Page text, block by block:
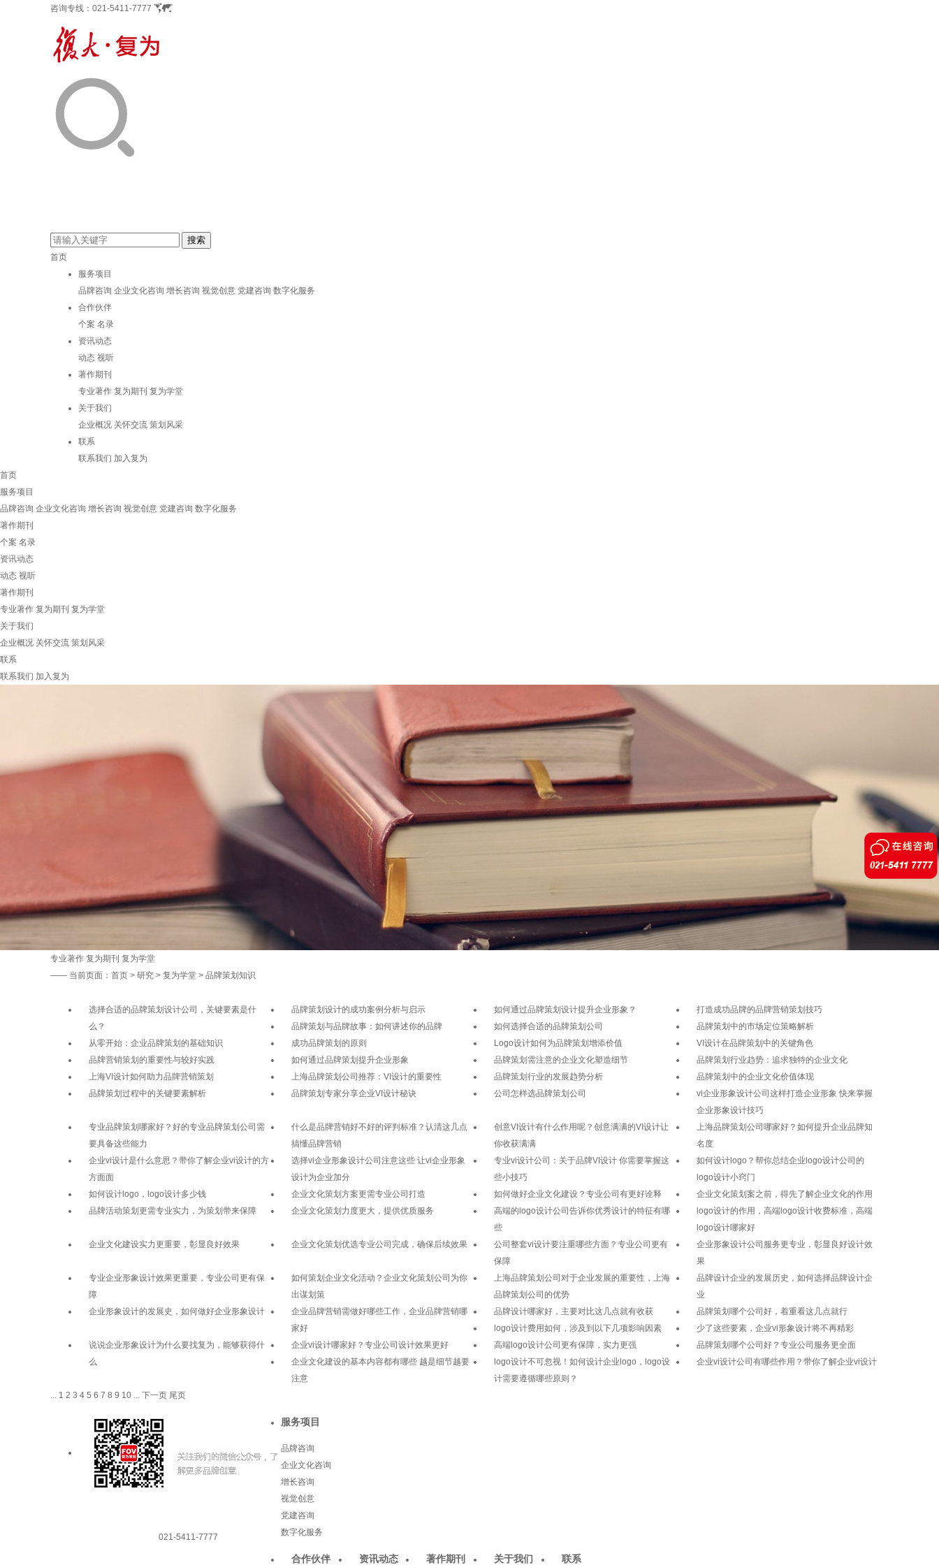
咨询专线： 021-5411-7777
首页
服务项目
品牌咨询 企业文化咨询 增长咨询 视觉创意 党建咨询 数字化服务
合作伙伴
个案 名录
资讯动态
动态 视听
著作期刊
专业著作 复为期刊 复为学堂
关于我们
企业概况 关怀交流 策划风采
联系
联系我们 加入复为
首页
服务项目
品牌咨询 企业文化咨询 增长咨询 视觉创意 党建咨询 数字化服务
著作期刊
个案 名录
资讯动态
动态 视听
著作期刊
专业著作 复为期刊 复为学堂
关于我们
企业概况 关怀交流 策划风采
联系
联系我们 加入复为
专业著作 复为期刊 复为学堂
—— 当前页面： 首页 > 研究 > 复为学堂 > 品牌策划知识
选择合适的品牌策划设计公司，关键要素是什
么？
品牌策划设计的成功案例分析与启示 如何通过品牌策划设计提升企业形象？
打造成功品牌的品牌营销策划技巧
品牌策划与品牌故事：如何讲述你的品牌
如何选择合适的品牌策划公司
品牌策划中的市场定位策略解析
从零开始：企业品牌策划的基础知识
成功品牌策划的原则 Logo设计如何为品牌策划增添价值
VI设计在品牌策划中的关键角色
品牌营销策划的重要性与较好实践
如何通过品牌策划提升企业形象 品牌策划需注意的企业文化塑造细节
品牌策划行业趋势：追求独特的企业文化
上海VI设计如何助力品牌营销策划
上海品牌策划公司推荐：VI设计的重要性 品牌策划行业的发展趋势分析
品牌策划中的企业文化价值体现
品牌策划过程中的关键要素解析
品牌策划专家分享企业VI设计秘诀 公司怎样选品牌策划公司
vi企业形象设计公司这样打造企业形象 快来掌握
企业形象设计技巧
专业品牌策划哪家好？好的专业品牌策划公司需
要具备这些能力
什么是品牌营销好不好的评判标准？认清这几点
搞懂品牌营销
创意VI设计有什么作用呢？创意满满的VI设计让
你收获满满
上海品牌策划公司哪家好？如何提升企业品牌知
名度
企业vi设计是什么意思？带你了解企业vi设计的方
方面面
选择vi企业形象设计公司注意这些 让vi企业形象
设计为企业加分
专业vi设计公司：关于品牌VI设计 你需要掌握这
些小技巧
如何设计logo？帮你总结企业logo设计公司的
logo设计小窍门
如何设计logo，logo设计多少钱
企业文化策划方案更需专业公司打造 如何做好企业文化建设？专业公司有更好诠释
企业文化策划案之前，得先了解企业文化的作用
品牌活动策划更需专业实力，为策划带来保障
企业文化策划力度更大，提供优质服务
高端的logo设计公司告诉你优秀设计的特征有哪
些
logo设计的作用，高端logo设计收费标准，高端
logo设计哪家好
企业文化建设实力更重要，彰显良好效果
企业文化策划优选专业公司完成，确保后续效果
公司整套vi设计要注重哪些方面？专业公司更有
保障
企业形象设计公司服务更专业，彰显良好设计效
果
专业企业形象设计效果更重要，专业公司更有保
障
如何策划企业文化活动？企业文化策划公司为你
出谋划策
上海品牌策划公司对于企业发展的重要性，上海
品牌策划公司的优势
品牌设计企业的发展历史，如何选择品牌设计企
业
企业形象设计的发展史，如何做好企业形象设计
企业品牌营销需做好哪些工作，企业品牌营销哪
家好
品牌设计哪家好，主要对比这几点就有收获
品牌策划哪个公司好，着重看这几点就行
logo设计费用如何，涉及到以下几项影响因素
少了这些要素，企业vi形象设计将不再精彩
说说企业形象设计为什么要找复为，能够获得什
么
企业vi设计哪家好？专业公司设计效果更好 高端logo设计公司更有保障，实力更强
品牌策划哪个公司好？专业公司服务更全面
企业文化建设的基本内容都有哪些 越是细节越要
注意
logo设计不可忽视！如何设计企业logo，logo设
计需要遵循哪些原则？
企业vi设计公司有哪些作用？带你了解企业vi设计
... 1 2 3 4 5 6 7 8 9 10 ... 下一页 尾页
021-5411-7777
服务项目
品牌咨询
企业文化咨询
增长咨询
视觉创意
党建咨询
数字化服务
合作伙伴 资讯动态 著作期刊 关于我们 联系